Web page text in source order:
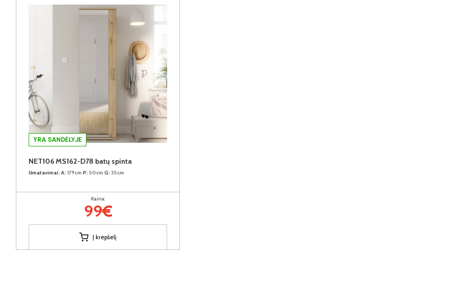
YRA SANDĖLYJE
NET106 MS162-D78 batų spinta
Išmatavimai: A: 179cm P: 50cm G: 35cm
Kaina:
99€
Į krepšelį